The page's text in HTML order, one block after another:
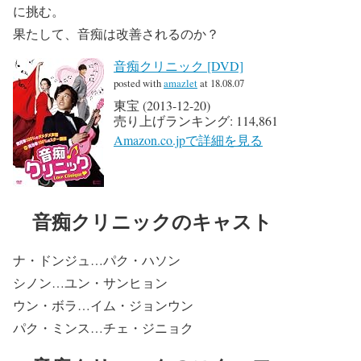
に挑む。
果たして、音痴は改善されるのか？
音痴クリニック [DVD]
posted withamazletat 18.08.07
東宝 (2013-12-20)
売り上げランキング: 114,861
Amazon.co.jpで詳細を見る
音痴クリニックのキャスト
ナ・ドンジュ…パク・ハソン
シノン…ユン・サンヒョン
ウン・ボラ…イム・ジョンウン
パク・ミンス…チェ・ジニョク